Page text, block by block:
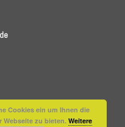
Cookies ein um Ihnen die
zu bieten. Weitere